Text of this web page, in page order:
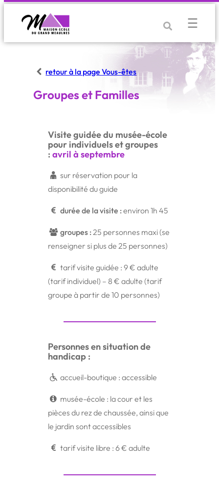
retour à la page Vous-êtes
Groupes et Familles
Visite guidée du musée-école
pour individuels et groupes
: avril à septembre
sur réservation pour la
disponibilité du guide
durée de la visite :environ 1h 45
groupes : 25 personnes maxi (se
renseigner si plus de 25 personnes)
tarif visite guidée : 9 € adulte
(tarif individuel) – 8 € adulte (tarif
groupe à partir de 10 personnes)
Personnes en situation de
handicap :
accueil-boutique : accessible
musée-école : la cour et les
pièces du rez de chaussée, ainsi que
le jardin sont accessibles
tarif visite libre : 6 € adulte